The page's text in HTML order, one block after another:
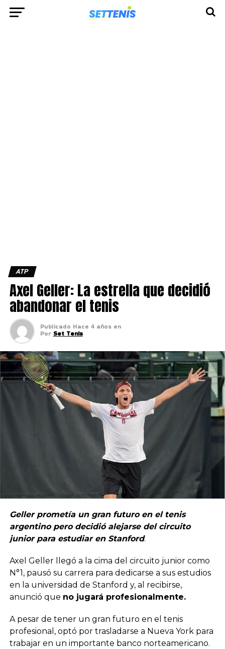
ATP
Axel Geller: La estrella que decidió
abandonar el tenis
Publicado Hace 4 años en
Por Set Tenis
Geller prometía un gran futuro en el tenis
argentino pero decidió alejarse del circuito
junior para estudiar en Stanford.
Axel Geller llegó a la cima del circuito junior como
N°1, pausó su carrera para dedicarse a sus estudios
en la universidad de Stanford y, al recibirse,
anunció que no jugará profesionalmente.
A pesar de tener un gran futuro en el tenis
profesional, optó por trasladarse a Nueva York para
trabajar en un importante banco norteamericano.